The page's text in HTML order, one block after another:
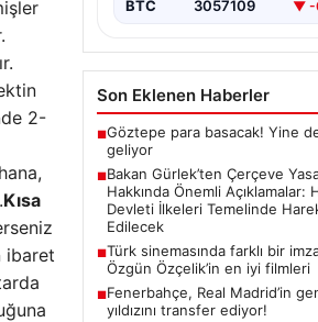
2-
Kısa
ibaret
başlatacak çerçeve yasanın
BTC 3057109 ▼ -
Son Eklenen Haberler
■Göztepe para basacak! Yine
geliyor
■Bakan Gürlek’ten Çerçeve
Hakkında Önemli Açıklamalar:
Devleti İlkeleri Temelinde
Edilecek
■Türk sinemasında farklı bir
Özgün Özçelik’in en iyi filmleri
■Fenerbahçe, Real Madrid’in
yıldızını transfer ediyor!